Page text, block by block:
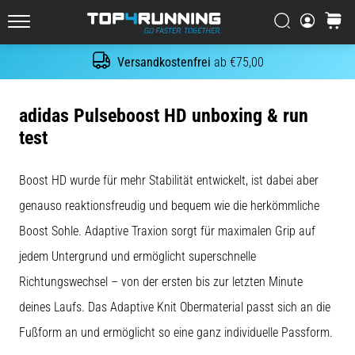
Versandkostenfrei ab €75,00
Suchen
tut
sich!
Welche
Vorteile
es,
•
Lesedauer 6 min
Shuttle-
und
adidas Pulseboost HD unboxing & run
test
Boost HD wurde für mehr Stabilität entwickelt, ist dabei aber
genauso reaktionsfreudig und bequem wie die herkömmliche
Boost Sohle. Adaptive Traxion sorgt für maximalen Grip auf
jedem Untergrund und ermöglicht superschnelle
Richtungswechsel – von der ersten bis zur letzten Minute
deines Laufs. Das Adaptive Knit Obermaterial passt sich an die
Fußform an und ermöglicht so eine ganz individuelle Passform.